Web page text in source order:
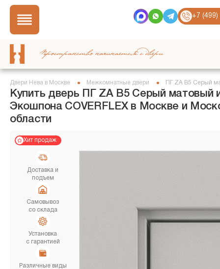
+7
Пространство начинается с двери
Двери Нева в Москве Межкомнатные двери ПГ ZA В5 Серый
Купить дверь ПГ ZA В5 Серый матовый
Экошпона COVERFLEX в Москве и
области
Хит продаж
Доставка и
подъем
Самовывоз
со склада
Установка
с гарантией
Различные виды